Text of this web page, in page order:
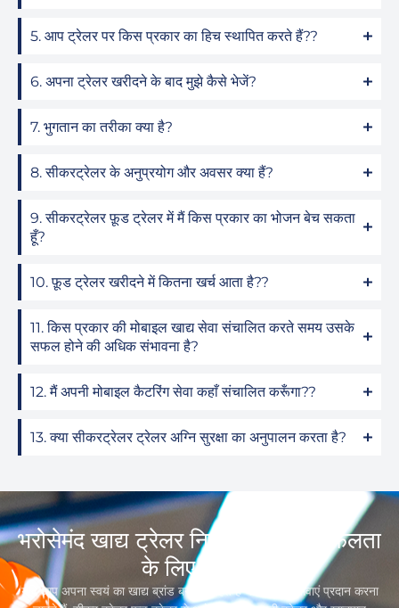
5. आप ट्रेलर पर किस प्रकार का हिच स्थापित करते हैं??
6. अपना ट्रेलर खरीदने के बाद मुझे कैसे भेजें?
7. भुगतान का तरीका क्या है?
8. सीकरट्रेलर के अनुप्रयोग और अवसर क्या हैं?
9. सीकरट्रेलर फ़ूड ट्रेलर में मैं किस प्रकार का भोजन बेच सकता
हूँ?
10. फ़ूड ट्रेलर खरीदने में कितना खर्च आता है??
11. किस प्रकार की मोबाइल खाद्य सेवा संचालित करते समय उसके
सफल होने की अधिक संभावना है?
12. मैं अपनी मोबाइल कैटरिंग सेवा कहाँ संचालित करूँगा??
13. क्या सीकरट्रेलर ट्रेलर अग्नि सुरक्षा का अनुपालन करता है?
भरोसेमंद खाद्य ट्रेलर निर्माता, आपकी सफलता
के लिए समर्पित
यदि आप अपना स्वयं का खाद्य ब्रांड बनाना चाहते हैं या खानपान सेवाएं प्रदान करना